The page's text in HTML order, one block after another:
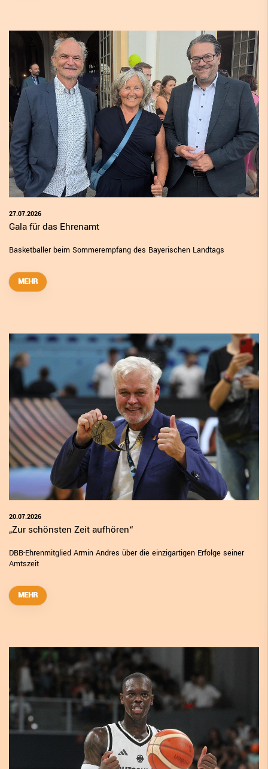
27.07.2026
Gala für das Ehrenamt
Basketballer beim Sommerempfang des Bayerischen Landtags
MEHR
20.07.2026
„Zur schönsten Zeit aufhören“
DBB-Ehrenmitglied Armin Andres über die einzigartigen Erfolge seiner
Amtszeit
MEHR